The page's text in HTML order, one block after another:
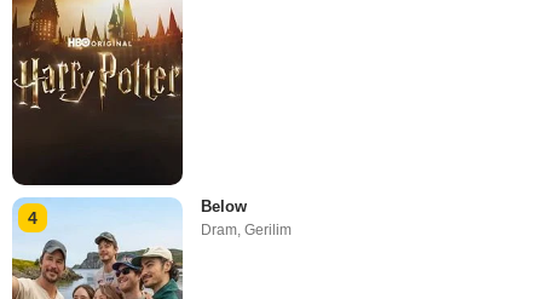
4
Below
Dram ,Gerilim